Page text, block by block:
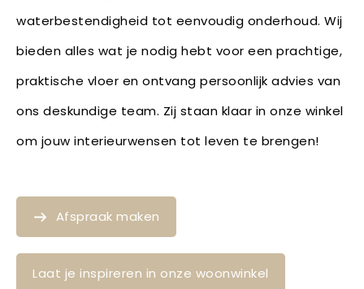
waterbestendigheid tot eenvoudig onderhoud. Wij
bieden alles wat je nodig hebt voor een prachtige,
praktische vloer en ontvang persoonlijk advies van
ons deskundige team. Zij staan klaar in onze winkel
om jouw interieurwensen tot leven te brengen!
Afspraak maken
Laat je inspireren in onze woonwinkel